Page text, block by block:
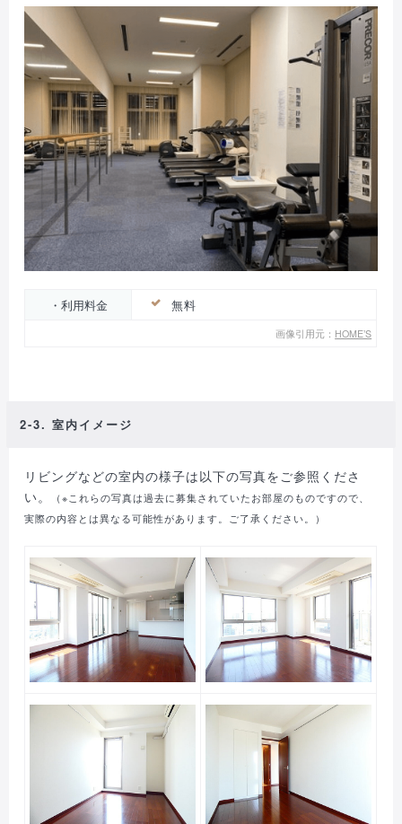
・利用料金 無料
画像引用元： HOME’S
2-3. 室内イメージ
リビングなどの室内の様子は以下の写真をご参照くださ
い。
（※これらの写真は過去に募集されていたお部屋のものですので、
実際の内容とは異なる可能性があります。ご了承ください。）